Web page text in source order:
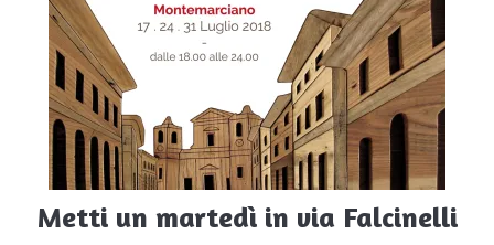
Metti un martedì in via Falcinelli